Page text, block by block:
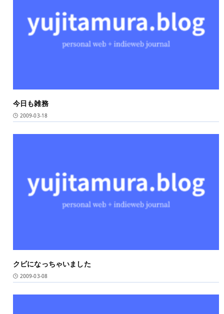
今日も雑務
2009-03-18
クビになっちゃいました
2009-03-08